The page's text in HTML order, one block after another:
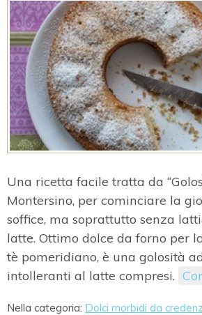
Una ricetta facile tratta da
Montersino, per cominciare la
soffice, ma soprattutto senza
latte. Ottimo dolce da forno per
tè pomeridiano, è una golosità
intolleranti al latte compresi.
Nella categoria: Dolci morbidi da